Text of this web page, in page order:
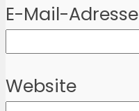
E-Mail-Adresse
Website